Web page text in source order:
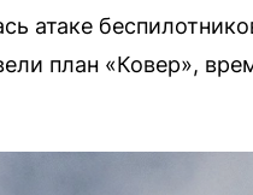
атаке
план «Ковер»,